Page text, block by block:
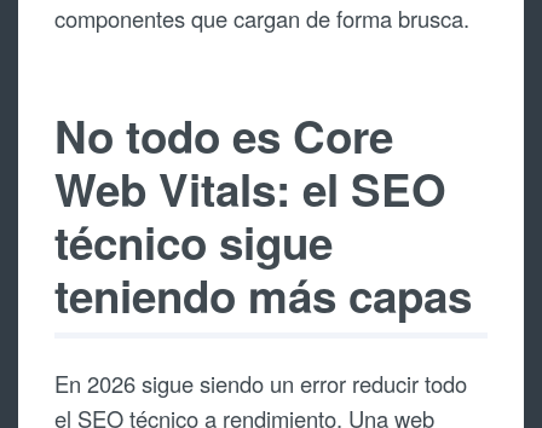
componentes que cargan de forma brusca.
No todo es Core
Web Vitals: el SEO
técnico sigue
teniendo más capas
En 2026 sigue siendo un error reducir todo
el SEO técnico a rendimiento. Una web